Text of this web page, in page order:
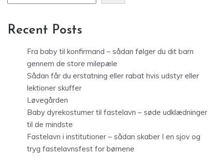
Recent Posts
Fra baby til konfirmand – sådan følger du dit barn
gennem de store milepæle
Sådan får du erstatning eller rabat hvis udstyr eller
lektioner skuffer
Løvegården
Baby dyrekostumer til fastelavn – søde udklædninger
til de mindste
Fastelavn i institutioner – sådan skaber I en sjov og
tryg fastelavnsfest for børnene